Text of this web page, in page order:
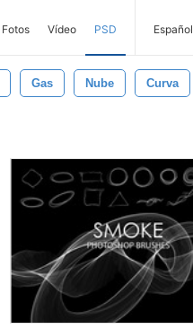
Fotos Vídeo PSD Español
Gas Nube Curva